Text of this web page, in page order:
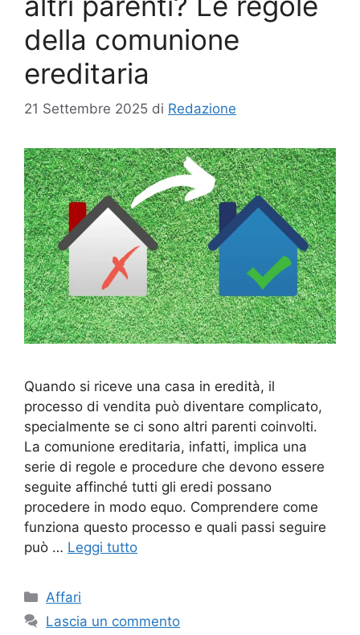
della comunione
ereditaria
21 Settembre 2025 di Redazione
Quando si riceve una casa in eredità, il
processo di vendita può diventare complicato,
specialmente se ci sono altri parenti coinvolti.
La comunione ereditaria, infatti, implica una
serie di regole e procedure che devono essere
seguite affinché tutti gli eredi possano
procedere in modo equo. Comprendere come
funziona questo processo e quali passi seguire
può … Leggi tutto
Categorie
Affari
Lascia un commento